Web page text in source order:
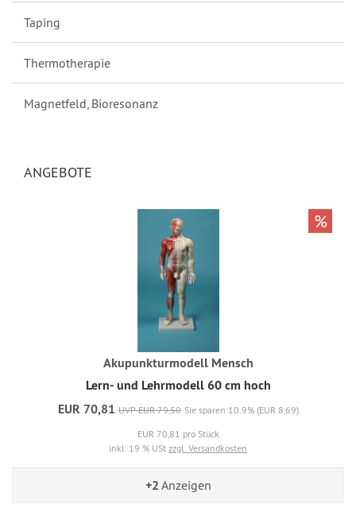
Taping
Thermotherapie
Magnetfeld, Bioresonanz
ANGEBOTE
Akupunkturmodell Mensch
Lern- und Lehrmodell 60 cm hoch
EUR 70,81 UVP EUR 79,50 Sie sparen 10.9% (EUR 8,69)
EUR 70,81 pro Stück
inkl. 19 % USt zzgl. Versandkosten
%
+2 Anzeigen